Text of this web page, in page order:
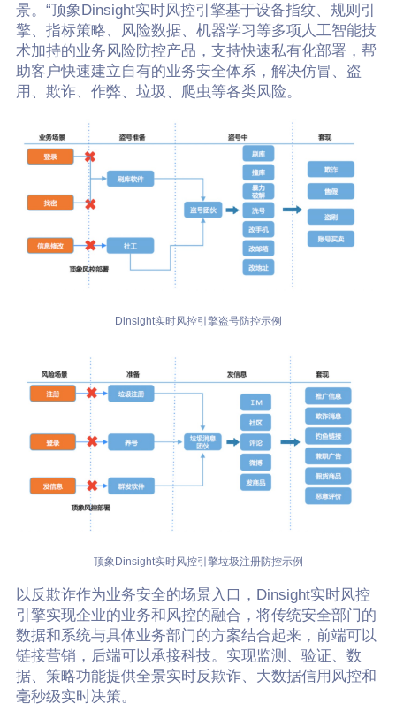
景。“顶象Dinsight实时风控引擎基于设备指纹、规则引
擎、指标策略、风险数据、机器学习等多项人工智能技
术加持的业务风险防控产品，支持快速私有化部署，帮
助客户快速建立自有的业务安全体系，解决仿冒、盗
用、欺诈、作弊、垃圾、爬虫等各类风险。
Dinsight实时风控引擎盗号防控示例
顶象Dinsight实时风控引擎垃圾注册防控示例
以反欺诈作为业务安全的场景入口，Dinsight实时风控
引擎实现企业的业务和风控的融合，将传统安全部门的
数据和系统与具体业务部门的方案结合起来，前端可以
链接营销，后端可以承接科技。实现监测、验证、数
据、策略功能提供全景实时反欺诈、大数据信用风控和
毫秒级实时决策。